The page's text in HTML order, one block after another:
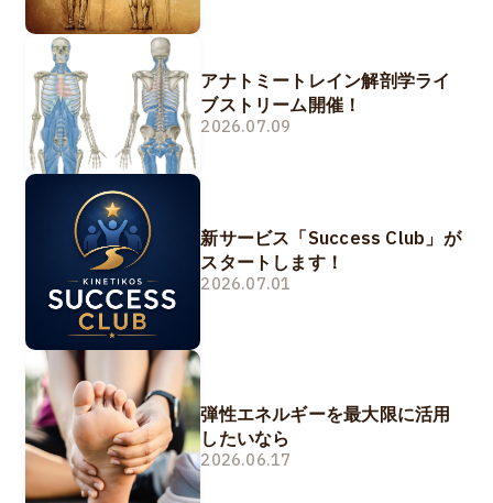
アナトミートレイン解剖学ライ
ブストリーム開催！
2026.07.09
新サービス「Success Club」が
スタートします！
2026.07.01
弾性エネルギーを最大限に活用
したいなら
2026.06.17